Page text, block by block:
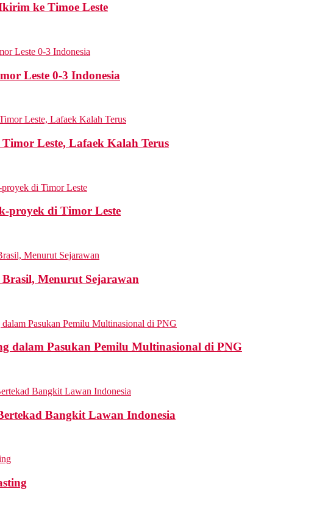
ke Timoe Leste
Leste 0-3 Indonesia
Leste, Lafaek Kalah Terus
proyek di Timor Leste
Menurut Sejarawan
dalam Pasukan Pemilu Multinasional di PNG
Bangkit Lawan Indonesia